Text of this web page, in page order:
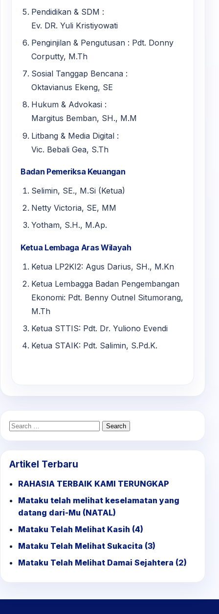
Pendidikan & SDM :
Ev. DR. Yuli Kristiyowati
Penginjilan & Pengutusan : Pdt. Donny
Corputty, M.Th
Sosial Tanggap Bencana :
Oktavianus Ekeng, SE
Hukum & Advokasi :
Margitus Bemban, SH., M.M
Litbang & Media Digital :
Vic. Bebali Gea, S.Th
Badan Pemeriksa Keuangan
Selimin, SE., M.Si (Ketua)
Netty Victoria, SE, MM
Yotham, S.H., M.Ap.
Ketua Lembaga Aras Wilayah
Ketua LP2KI2: Agus Darius, SH., M.Kn
Ketua Lembagga Badan Pengembangan
Ekonomi: Pdt. Benny Outnel Situmorang,
M.Th
Ketua STTIS: Pdt. Dr. Yuliono Evendi
Ketua STAIK: Pdt. Salimin, S.Pd.K.
Search
Artikel Terbaru
RAHASIA TERBAIK KAMI TERUNGKAP
Mataku telah melihat keselamatan yang
datang dari-Mu (NATAL)
Mataku Telah Melihat Kasih (4)
Mataku Telah Melihat Sukacita (3)
Mataku Telah Melihat Damai Sejahtera (2)